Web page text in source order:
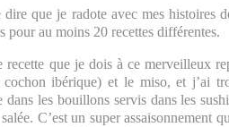
que je radote avec mes histoires
pour au moins 20 recettes différentes.
recette que je dois à ce merveilleux
cochon ibérique) et le miso, et j’ai
les bouillons servis dans les
C’est un super assaisonnement